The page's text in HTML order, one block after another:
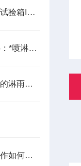
汽车灯具测试设备淋雨试验箱IPX56：特点与原理
IPX9K 防水试验箱核心：*喷淋系统剖析
汽车零部件是否有特殊的淋雨试验标准或要求？
箱式淋雨试验箱清洁工作如何进行